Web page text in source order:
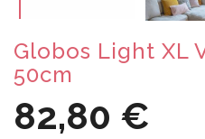
Globos Light XL
50cm
82,80 €